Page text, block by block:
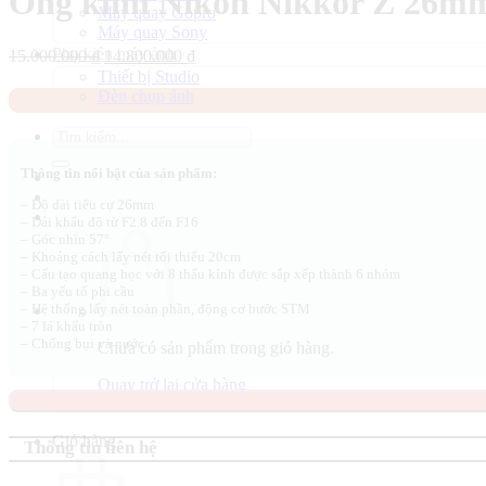
Máy quay Gopro
Máy quay Sony
Phụ kiện máy ảnh
Thiết bị Studio
Quay trở lại cửa hàng
Giỏ hàng
15.000.000₫ Giá
gốc
là:
14.800.000 ₫
hiện
Thông tin liên hệ